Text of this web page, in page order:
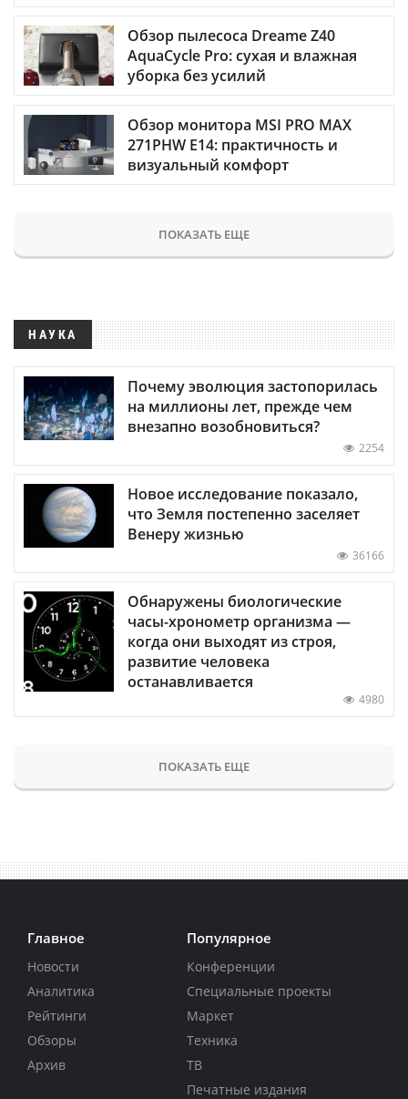
Обзор пылесоса Dreame Z40
AquaCycle Pro: сухая и влажная
уборка без усилий
Обзор монитора MSI PRO MAX
271PHW E14: практичность и
визуальный комфорт
ПОКАЗАТЬ ЕЩЕ
НАУКА
Почему эволюция застопорилась
на миллионы лет, прежде чем
внезапно возобновиться?
2254
Новое исследование показало,
что Земля постепенно заселяет
Венеру жизнью
36166
Обнаружены биологические
часы-хронометр организма —
когда они выходят из строя,
развитие человека
останавливается
4980
ПОКАЗАТЬ ЕЩЕ
Главное
Новости
Аналитика
Рейтинги
Обзоры
Архив
Популярное
Конференции
Специальные проекты
Маркет
Техника
ТВ
Печатные издания